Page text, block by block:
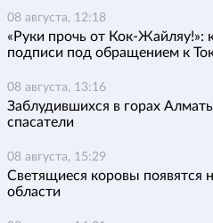
08 августа, 12:18
«Руки прочь от Кок-Жайляу!»:
подписи под обращением к
08 августа, 13:16
Заблудившихся в горах
спасатели
08 августа, 15:29
Светящиеся коровы появятся
области